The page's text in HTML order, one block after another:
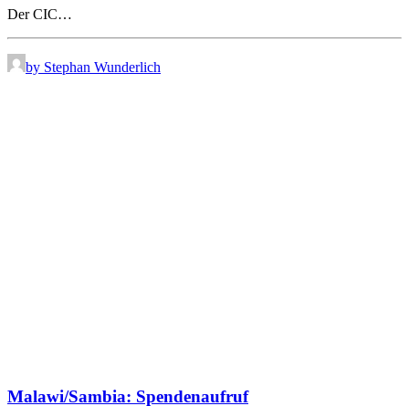
Der CIC…
by Stephan Wunderlich
Malawi/Sambia: Spendenaufruf